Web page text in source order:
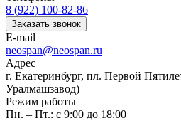
8 (922) 100-82-86
Заказать звонок
E-mail
neospan@neospan.ru
Адрес
г. Екатеринбург, пл. Первой
Уралмашзавод)
Режим работы
Пн. – Пт.: с 9:00 до 18:00